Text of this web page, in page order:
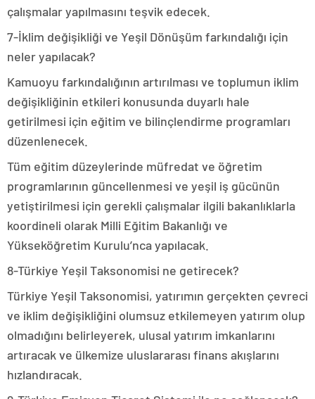
çalışmalar yapılmasını teşvik edecek.
7-İklim değişikliği ve Yeşil Dönüşüm farkındalığı için
neler yapılacak?
Kamuoyu farkındalığının artırılması ve toplumun iklim
değişikliğinin etkileri konusunda duyarlı hale
getirilmesi için eğitim ve bilinçlendirme programları
düzenlenecek.
Tüm eğitim düzeylerinde müfredat ve öğretim
programlarının güncellenmesi ve yeşil iş gücünün
yetiştirilmesi için gerekli çalışmalar ilgili bakanlıklarla
koordineli olarak Milli Eğitim Bakanlığı ve
Yükseköğretim Kurulu’nca yapılacak.
8-Türkiye Yeşil Taksonomisi ne getirecek?
Türkiye Yeşil Taksonomisi, yatırımın gerçekten çevreci
ve iklim değişikliğini olumsuz etkilemeyen yatırım olup
olmadığını belirleyerek, ulusal yatırım imkanlarını
artıracak ve ülkemize uluslararası finans akışlarını
hızlandıracak.